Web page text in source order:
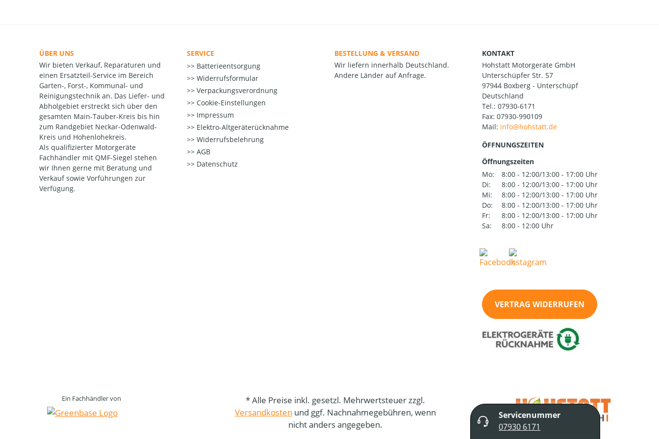
ÜBER UNS
Wir bieten Verkauf, Reparaturen und
einen Ersatzteil-Service im Bereich
Garten-, Forst-, Kommunal- und
Reinigungstechnik an. Das Liefer- und
Abholgebiet erstreckt sich über den
gesamten Main-Tauber-Kreis bis hin
zum Randgebiet Neckar-Odenwald-
Kreis und Hohenlohekreis.
Als qualifizierter Motorgeräte
Fachhändler mit QMF-Siegel stehen
wir Ihnen gerne mit Beratung und
Verkauf sowie Vorführungen zur
Verfügung.
SERVICE
Batterieentsorgung
Widerrufsformular
Verpackungsverordnung
Cookie-Einstellungen
Impressum
Elektro-Altgeräterücknahme
Widerrufsbelehrung
AGB
Datenschutz
BESTELLUNG & VERSAND
Wir liefern innerhalb Deutschland.
Andere Länder auf Anfrage.
KONTAKT
Hohstatt Motorgeräte GmbH
Unterschüpfer Str. 57
97944 Boxberg - Unterschüpf
Deutschland
Tel.: 07930-6171
Fax: 07930-990109
Mail:
ÖFFNUNGSZEITEN
Öffnungszeiten
Mo:
8:00 - 12:00/13:00 - 17:00 Uhr
Di:
8:00 - 12:00/13:00 - 17:00 Uhr
Mi:
8:00 - 12:00/13:00 - 17:00 Uhr
Do:
8:00 - 12:00/13:00 - 17:00 Uhr
Fr:
8:00 - 12:00/13:00 - 17:00 Uhr
Sa:
8:00 - 12:00 Uhr
VERTRAG WIDERRUFEN
Ein Fachhändler von
* Alle Preise inkl. gesetzl. Mehrwertsteuer zzgl.
Versandkosten und ggf. Nachnahmegebühren, wenn
nicht anders angegeben.
Servicenummer
07930 6171